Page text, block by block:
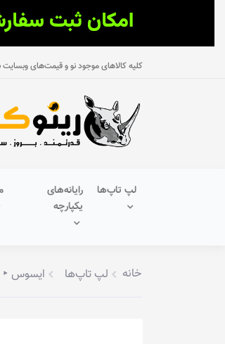
کلیه کالاهای موجود نو و قیمت‌های وبسایت
لپ تاپ‌ها
رایانه‌های
یکپارچه
خانه لپ تاپ‌ها ایسوس ‣ ASUS